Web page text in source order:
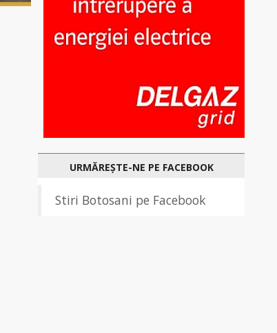
URMĂREȘTE-NE PE FACEBOOK
Stiri Botosani pe Facebook